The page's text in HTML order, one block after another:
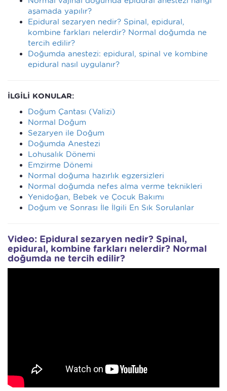
aşamada yapılır?
Epidural sezaryen nedir? Spinal, epidural,
kombine farkları nelerdir? Normal doğumda ne
tercih edilir?
Doğumda anestezi: epidural, spinal ve kombine
epidural nasıl uygulanır?
İLGİLİ KONULAR:
Doğum Çantası (Valizi)
Normal Doğum
Sezaryen ile Doğum
Doğumda Anestezi
Lohusalık Dönemi
Emzirme Dönemi
Normal doğuma hazırlık egzersizleri
Normal doğumda nefes alma verme teknikleri
Yenidoğan, Bebek ve Çocuk Bakımı
Doğum ve Sonrası İle İlgili En Sık Sorulanlar
Video: Epidural sezaryen nedir? Spinal,
epidural, kombine farkları nelerdir? Normal
doğumda ne tercih edilir?